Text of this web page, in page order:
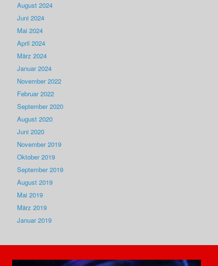
August 2024
Juni 2024
Mai 2024
April 2024
März 2024
Januar 2024
November 2022
Februar 2022
September 2020
August 2020
Juni 2020
November 2019
Oktober 2019
September 2019
August 2019
Mai 2019
März 2019
Januar 2019